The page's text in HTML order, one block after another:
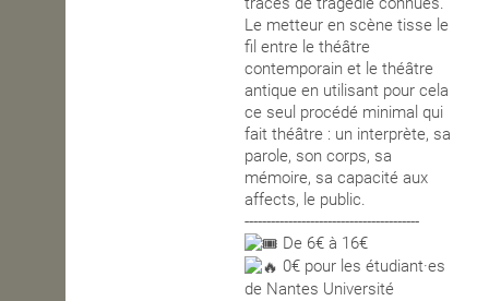
Le metteur en scène tisse le
fil entre le théâtre
contemporain et le théâtre
antique en utilisant pour cela
ce seul procédé minimal qui
fait théâtre : un interprète, sa
parole, son corps, sa
mémoire, sa capacité aux
affects, le public.
----------------------------------------
De 6€ à 16€
0€ pour les étudiant·es
de Nantes Université